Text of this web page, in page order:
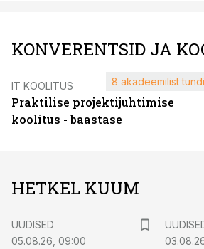
KONVERENTSID JA
IT KOOLITUS
Praktilise projektijuhtimise
koolitus - baastase
8 akadeemilist tundi
HETKEL KUUM
UUDISED
05.08.26, 09:00